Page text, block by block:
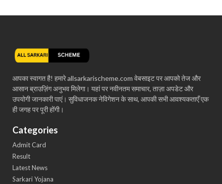
आपका स्वागत है! हमारे allsarkarischeme.com वेबसाइट पर आपको तेज और
आसान ब्राउज़िंग अनुभव मिलेगा। यहां पर नवीनतम समाचार, ताज़ा अपडेट और
उपयोगी जानकारी पाएं। सुविधाजनक नेविगेशन के साथ, आपकी सभी आवश्यकताएँ एक
ही जगह पर पूरी होंगी।
Categories
Admit Card
Result
Latest News
Sarkari Yojana